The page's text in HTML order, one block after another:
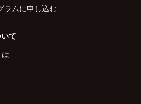
ラムに申し込む
て